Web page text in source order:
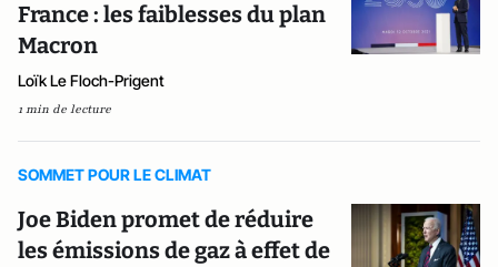
France : les faiblesses du plan
Macron
Loïk Le Floch-Prigent
1 min de lecture
SOMMET POUR LE CLIMAT
Joe Biden promet de réduire
les émissions de gaz à effet de